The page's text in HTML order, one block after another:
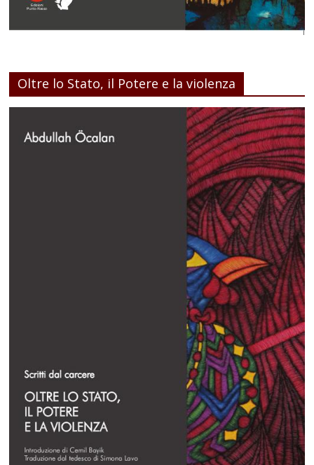
Oltre lo Stato, il Potere e la violenza